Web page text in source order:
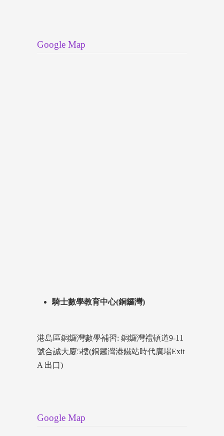
Google Map
騎士數學教育中心(銅鑼灣)
港島區銅鑼灣數學補習: 銅鑼灣禮頓道9-11
號合誠大廈5樓(銅鑼灣港鐵站時代廣場Exit
A 出口)
Google Map